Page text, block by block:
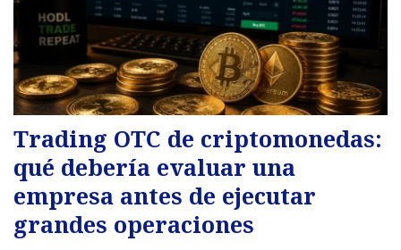
Trading OTC de criptomonedas:
qué debería evaluar una
empresa antes de ejecutar
grandes operaciones